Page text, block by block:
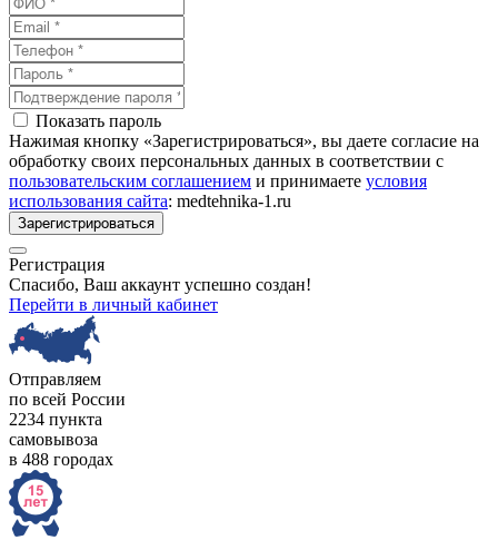
Показать пароль
Нажимая кнопку «Зарегистрироваться», вы даете согласие на
обработку своих персональных данных в соответствии с
пользовательским соглашением и принимаете условия
использования сайта: medtehnika-1.ru
Зарегистрироваться
Регистрация
Спасибо, Ваш аккаунт успешно создан!
Перейти в личный кабинет
Отправляем
по всей России
2234 пункта
самовывоза
в 488 городах